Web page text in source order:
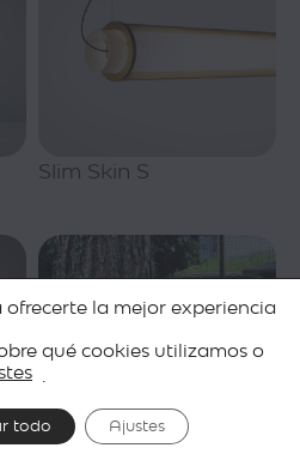
Slim Skin S
ofrecerte la mejor experiencia
qué cookies utilizamos o
todo Ajustes